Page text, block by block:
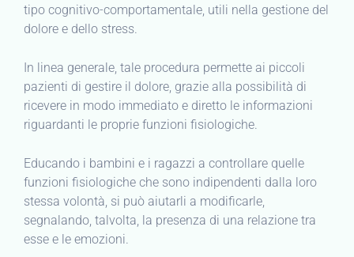
tipo cognitivo-comportamentale, utili nella gestione del
dolore e dello stress.
In linea generale, tale procedura permette ai piccoli
pazienti di gestire il dolore, grazie alla possibilità di
ricevere in modo immediato e diretto le informazioni
riguardanti le proprie funzioni fisiologiche.
Educando i bambini e i ragazzi a controllare quelle
funzioni fisiologiche che sono indipendenti dalla loro
stessa volontà, si può aiutarli a modificarle,
segnalando, talvolta, la presenza di una relazione tra
esse e le emozioni.